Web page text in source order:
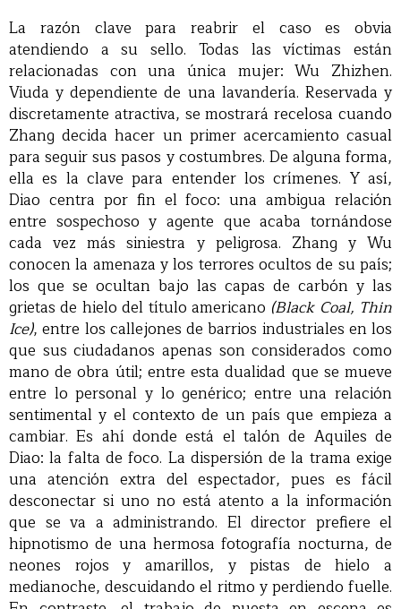
La razón clave para reabrir el caso es obvia
atendiendo a su sello. Todas las víctimas están
relacionadas con una única mujer: Wu Zhizhen.
Viuda y dependiente de una lavandería. Reservada y
discretamente atractiva, se mostrará recelosa cuando
Zhang decida hacer un primer acercamiento casual
para seguir sus pasos y costumbres. De alguna forma,
ella es la clave para entender los crímenes. Y así,
Diao centra por fin el foco: una ambigua relación
entre sospechoso y agente que acaba tornándose
cada vez más siniestra y peligrosa. Zhang y Wu
conocen la amenaza y los terrores ocultos de su país;
los que se ocultan bajo las capas de carbón y las
grietas de hielo del título americano (Black Coal, Thin
Ice), entre los callejones de barrios industriales en los
que sus ciudadanos apenas son considerados como
mano de obra útil; entre esta dualidad que se mueve
entre lo personal y lo genérico; entre una relación
sentimental y el contexto de un país que empieza a
cambiar. Es ahí donde está el talón de Aquiles de
Diao: la falta de foco. La dispersión de la trama exige
una atención extra del espectador, pues es fácil
desconectar si uno no está atento a la información
que se va a administrando. El director prefiere el
hipnotismo de una hermosa fotografía nocturna, de
neones rojos y amarillos, y pistas de hielo a
medianoche, descuidando el ritmo y perdiendo fuelle.